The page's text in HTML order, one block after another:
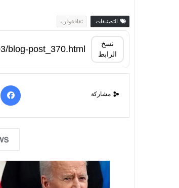
التصنيفات: ثقافةوفن،
نسخ
الرابط
مشاركة